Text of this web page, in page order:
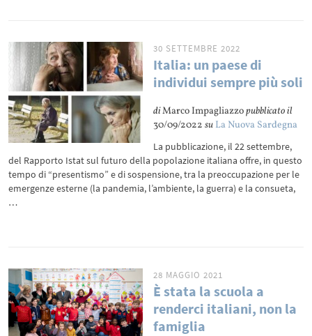
30 SETTEMBRE 2022
Italia: un paese di
individui sempre più soli
diMarco Impagliazzopubblicato il
30/09/2022su La Nuova Sardegna
La pubblicazione, il 22 settembre,
del Rapporto Istat sul futuro della popolazione italiana offre, in questo
tempo di “presentismo” e di sospensione, tra la preoccupazione per le
emergenze esterne (la pandemia, l’ambiente, la guerra) e la consueta,
…
28 MAGGIO 2021
È stata la scuola a
renderci italiani, non la
famiglia